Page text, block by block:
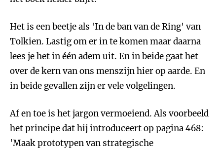
Het is een beetje als 'In de ban van de Ring' van
Tolkien. Lastig om er in te komen maar daarna
lees je het in één adem uit. En in beide gaat het
over de kern van ons menszijn hier op aarde. En
in beide gevallen zijn er vele volgelingen.
Af en toe is het jargon vermoeiend. Als voorbeeld
het principe dat hij introduceert op pagina 468:
'Maak prototypen van strategische